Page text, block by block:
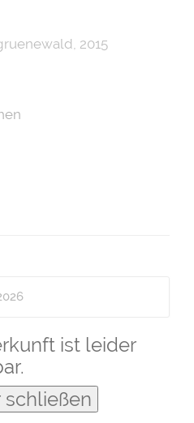
ist leider
schließen
2015